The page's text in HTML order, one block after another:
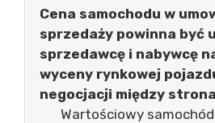
Cena samochodu w
sprzedaży powinna być
sprzedawcę i nabywcę
wyceny rynkowej
negocjacji między
Wartościowy